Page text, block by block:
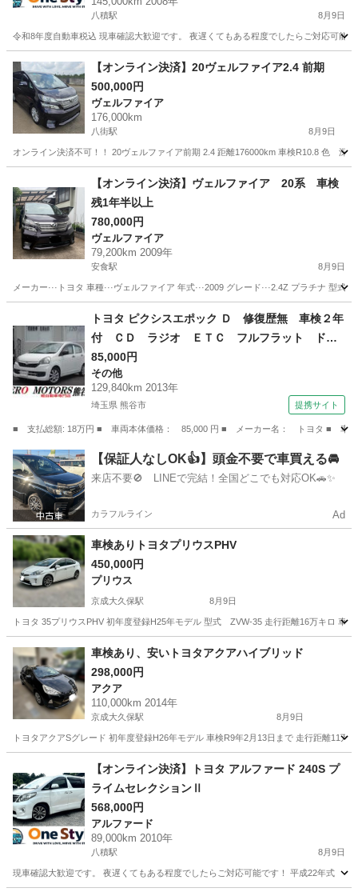
八積駅 8月9日
令和8年度自動車税込 現車確認大歓迎です。 夜遅くてもある程度でしたらご対応可
千葉 長生郡 八積駅 クラウン アスリート
【オンライン決済】20ヴェルファイア2.4 前期
500,000円
ヴェルファイア
176,000km
八街駅 8月9日
オンライン決済不可！！ 20ヴェルファイア前期 2.4 距離176000km 車検R10.8 色 深
八街駅 ヴェルファイア
【オンライン決済】ヴェルファイア 20系 車検
残1年半以上
780,000円
ヴェルファイア
79,200km 2009年
安食駅 8月9日
メーカー···トヨタ 車種···ヴェルファイア 年式···2009 グレード···2.4Z プラチナ 型式
安食駅 ヴェルファイア
トヨタ ピクシスエポック Ｄ 修復歴無 車検２年
付 ＣＤ ラジオ ＥＴＣ フルフラット ドア
バイザー ライトレベライザー アルミホイー
ル ＡＢＳ タイミングチェーン式 フロアマッ
ト エアバッグ （なし）
85,000円
その他
129,840km 2013年
埼玉県 熊谷市 提携サイト
■ 支払総額: 18万円 ■ 車両本体価格： 85,000 円 ■ メーカー名： トヨタ ■
埼玉 熊谷市 その他
【保証人なしOK👍】頭金不要で車買える🚘
来店不要🚫 LINEで完結！全国どこでも対応OK🚗✨
カラフルライン Ad
車検ありトヨタプリウスPHV
450,000円
プリウス
京成大久保駅 8月9日
トヨタ 35プリウスPHV 初年度登録H25年モデル 型式 ZVW-35 走行距離16万キロ 車
千葉 習志野市 京成大久保駅 プリウス
車検あり、安いトヨタアクアハイブリッド
298,000円
アクア
110,000km 2014年
京成大久保駅 8月9日
トヨタアクアSグレード 初年度登録H26年モデル 車検R9年2月13日まで 走行距離11
京成大久保駅 アクア
【オンライン決済】トヨタ アルファード 240S プ
ライムセレクションⅡ
568,000円
アルファード
89,000km 2010年
八積駅 8月9日
現車確認大歓迎です。 夜遅くてもある程度でしたらご対応可能です！ 平成22年式